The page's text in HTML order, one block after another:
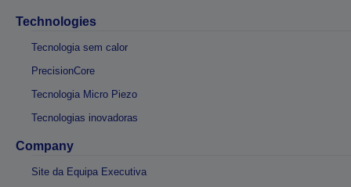
Technologies
Tecnologia sem calor
PrecisionCore
Tecnologia Micro Piezo
Tecnologias inovadoras
Company
Site da Equipa Executiva